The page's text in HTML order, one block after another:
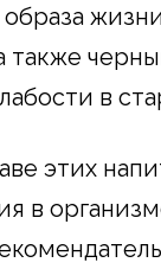
также
в
этих
в